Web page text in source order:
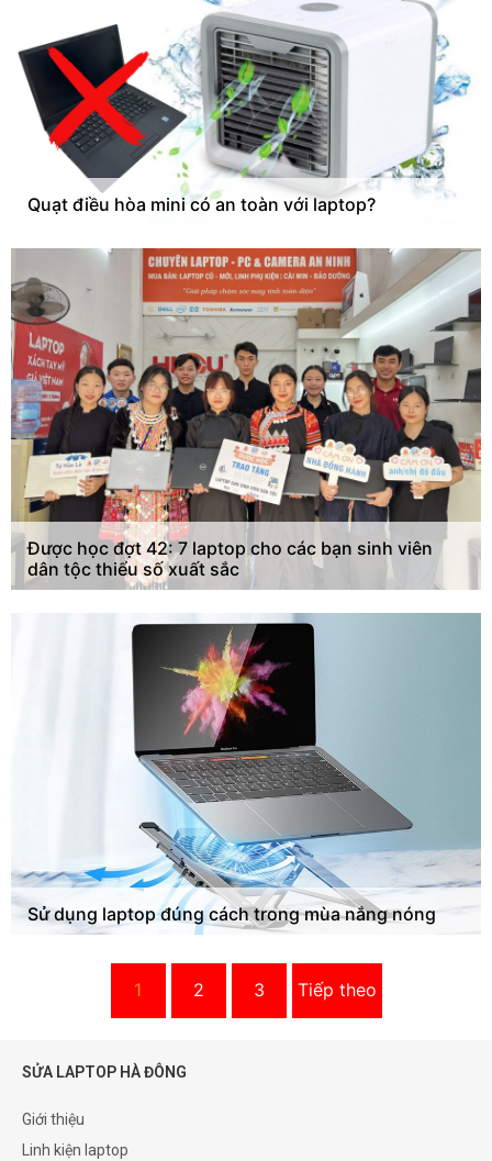
Quạt điều hòa mini có an toàn với laptop?
Được học đợt 42: 7 laptop cho các bạn sinh viên
dân tộc thiểu số xuất sắc
Sử dụng laptop đúng cách trong mùa nắng nóng
1 2 3 Tiếp theo
SỬA LAPTOP HÀ ĐÔNG
Giới thiệu
Linh kiện laptop